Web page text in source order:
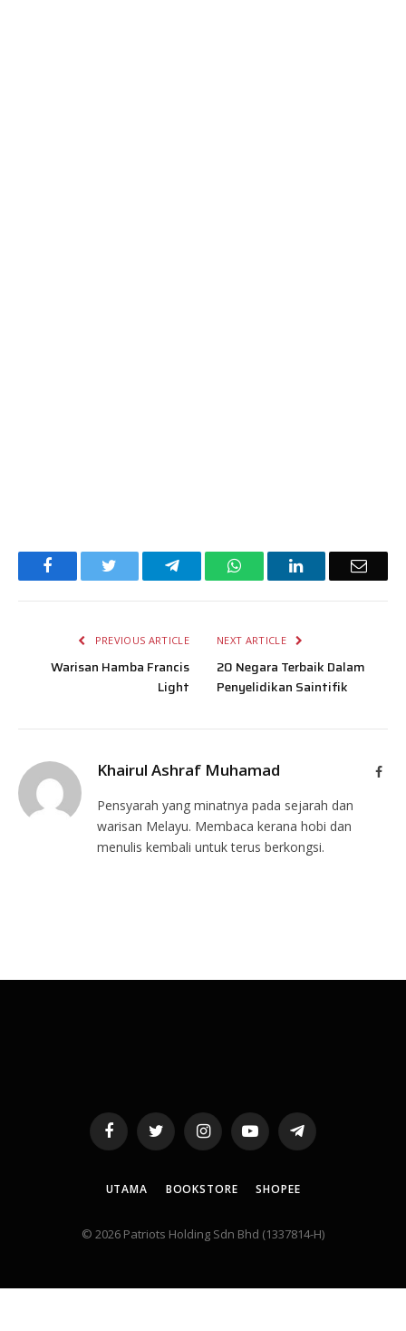
Facebook TelegramWhatsAppLinkedIn Email
PREVIOUS ARTICLE
Warisan Hamba Francis
Light
NEXT ARTICLE
20 Negara Terbaik Dalam
Penyelidikan Saintifik
Khairul Ashraf Muhamad
Pensyarah yang minatnya pada sejarah dan
warisan Melayu. Membaca kerana hobi dan
menulis kembali untuk terus berkongsi.
FacebookTwitter InstagramYouTubeTelegram
UTAMA BOOKSTORE SHOPEE
© 2026 Patriots Holding Sdn Bhd (1337814-H)